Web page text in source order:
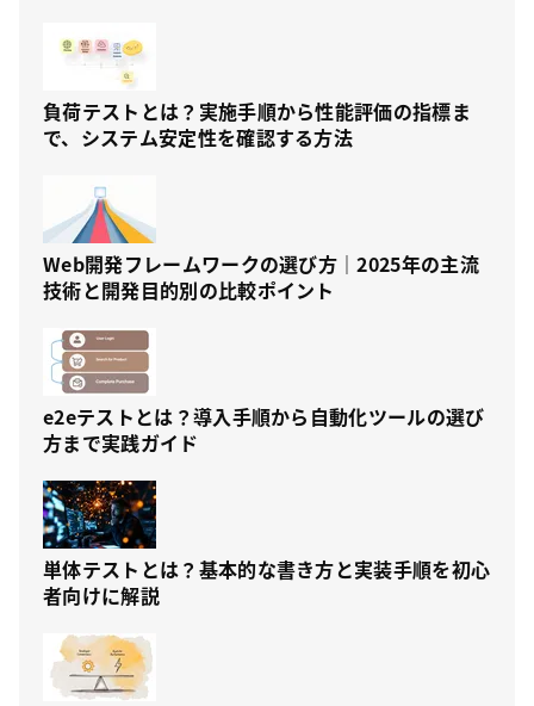
負荷テストとは？実施手順から性能評価の指標ま
で、システム安定性を確認する方法
Web開発フレームワークの選び方｜2025年の主流
技術と開発目的別の比較ポイント
e2eテストとは？導入手順から自動化ツールの選び
方まで実践ガイド
単体テストとは？基本的な書き方と実装手順を初心
者向けに解説